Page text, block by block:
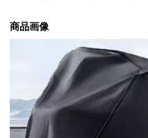
商品画像